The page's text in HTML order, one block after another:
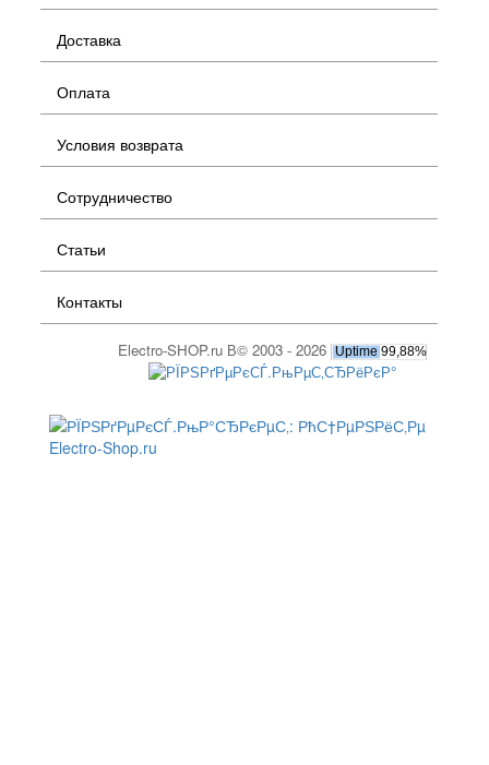
Доставка
Оплата
Условия возврата
Сотрудничество
Статьи
Контакты
Electro-SHOP.ru В© 2003 - 2026